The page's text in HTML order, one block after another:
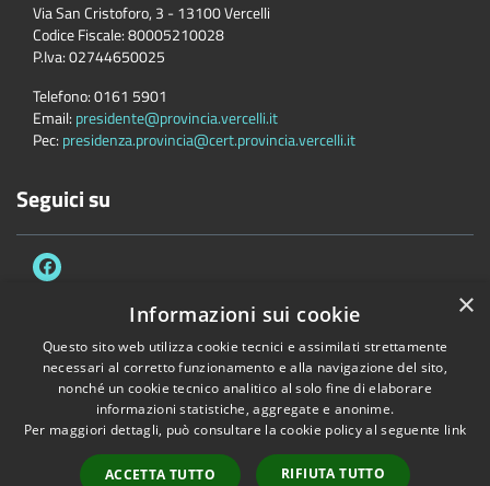
Via San Cristoforo, 3 - 13100 Vercelli
Codice Fiscale:80005210028
P.Iva:02744650025
Telefono:0161 5901
Email: presidente@provincia.vercelli.it
Pec: presidenza.provincia@cert.provincia.vercelli.it
Seguici su
Accessibilità Privacy Cookie
Mappa del sito
Dichiarazione di accessibilità e meccanismo di feedback
Link Utili
Copyright © 2026 • Provincia di Vercelli • Powered byMunicipium•
Accesso redazione
×
Informazioni sui cookie
Questo sito web utilizza cookie tecnici e assimilati strettamente
necessari al corretto funzionamento e alla navigazione del sito,
nonché un cookie tecnico analitico al solo fine di elaborare
informazioni statistiche, aggregate e anonime.
Per maggiori dettagli, può consultare la cookie policy al seguente link
ACCETTA TUTTO RIFIUTA TUTTO